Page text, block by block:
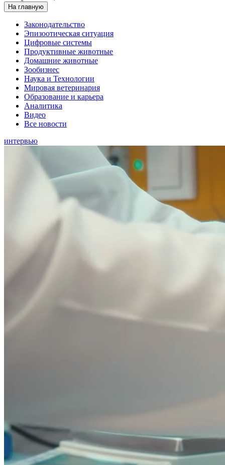
На главную
Законодательство
Эпизоотическая ситуация
Цифровые системы
Продуктивные животные
Домашние животные
Зообизнес
Наука и Технологии
Мировая ветеринария
Образование и карьера
Аналитика
Видео
Все новости
интервью